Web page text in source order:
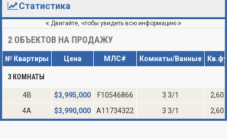
Статистика
Двигайте, чтобы увидеть всю информацию
2 ОБЪЕКТОВ НА ПРОДАЖУ
№ Квартиры Цена МЛС# Комнаты/Ванные
3 КОМНАТЫ
4B $3,995,000 F10546866 3 3/1
4A
$3,990,000 A11734322 3 3/1